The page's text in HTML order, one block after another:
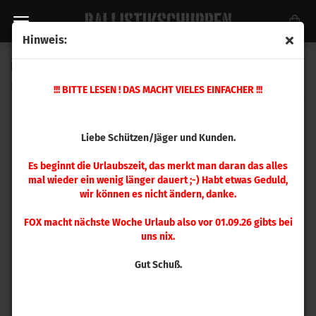
Hinweis:
!!! BITTE LESEN ! DAS MACHT VIELES EINFACHER !!!
Liebe Schützen/Jäger und Kunden.
Es beginnt die Urlaubszeit, das merkt man daran das alles
mal wieder ein wenig länger dauert ;-) Habt etwas Geduld,
wir können es nicht ändern, danke.
FOX macht nächste Woche Urlaub also vor 01.09.26 gibts bei
uns nix.
Gut Schuß.
398507)